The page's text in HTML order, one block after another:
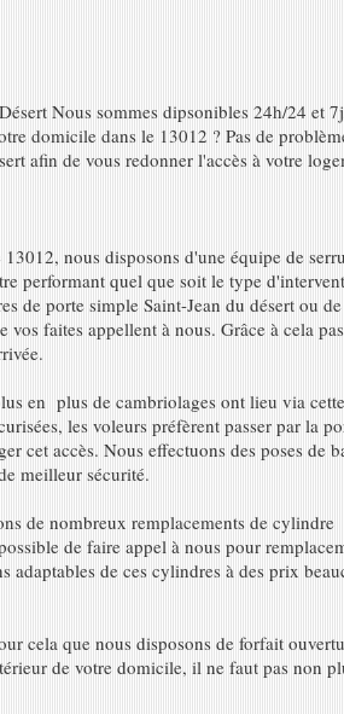
Nous sommes dipsonibles 24h/24 et
domicile dans le 13012 ? Pas de
afin de vous redonner l'accès à votre
nous disposons d'une équipe de
performant quel que soit le type
de porte simple Saint-Jean du désert ou
faites appellent à nous. Grâce à cela
en plus de cambriolages ont lieu via cette
les voleurs préfèrent passer par la
cet accès. Nous effectuons des poses de
meilleur sécurité.
de nombreux remplacements de cylindre
de faire appel à nous pour
adaptables de ces cylindres à des prix
cela que nous disposons de forfait
de votre domicile, il ne faut pas non